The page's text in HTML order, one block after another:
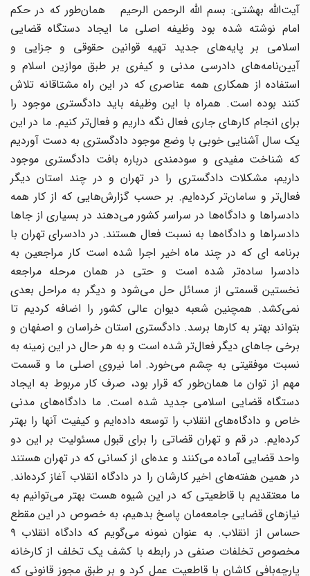
آیت‌الله بهشتی: بسم الله الرحمن الرحیم همان‌طور که در حکم
امام نوشته شده بود وظیفه اصلی ما ایجاد دستگاه قضایی
اسلامی بر پایه‌های جدید تهیه قوانین حقوقی و جزایی و
آیین‌نامه‌های دادرسی مدنی و کیفری بر طبق موازین اسلام و
استفاده از همکاری همه عناصری که در این راه مشتاقانه تلاش
کنند بوده است. همراه با این وظیفه باید دادگستری موجود را
برای انجام کارهای جاری فعال نگه داریم و فعال‌تر کنیم. ما در این
یک سال آشنایی خوبی با وضع موجود دادگستری به دست آوردیم
که شناخت مفیدی و سودمندی درباره بافت دادگستری موجود
داریم، مشکلات دادگستری را در تهران و در چند استان دیگر
فعال‌تر و سامان‌تر کرده‌ایم. بر حسب گزارش‌هایی که از کار همه
دادسراها و دادگاه‌ها در سراسر کشور می‌دهند در بسیاری از جاها
دادسراها و دادگاه‌ها به نسبت فعال هستند. در دادسرای تهران با
برنامه ای که در چند ماه اخیر اجرا شده است کار مراجعین به
دادسرا ساده‌تر شده است و حتی در همان مرحله مراجعه
نخستین قسمتی از مسائل حل می‌شود و دیگر به مراحل بعدی
نمی‌کشد. همچنین شعبه دیوان عالی کشور را اضافه کردیم تا
بتواند بهتر به کارها برسد. دادگستری استان خراسان و اصفهان و
برخی جاهای دیگر فعال‌تر شده است و به هر حال در این زمینه به
نسبت موفقیتی به چشم می‌خورد. اما نیروی اصلی ما و قسمت
مهم از توان ما همان‌طور که قرار بود، صرف کار مربوط به ایجاد
دستگاه قضایی اسلامی جدید شده است. ما دادگاه‌های مدنی
خاص و دادگاه‌های انقلاب را توسعه داده‌ایم و کیفیت آنها را بهتر
کرده‌ایم. در قم و تهران قضاتی را برای قبول مسئولیت بر این دو
واحد قضایی آماده می‌کنند و عده‌ای از کسانی که در تهران هستند
در همین هفته‌های اخیر کارشان را در دادگاه انقلاب آغاز کرده‌اند.
ما معتقدیم با قاطعیتی که در این شیوه هست بهتر می‌توانیم به
نیازهای قضایی جامعه‌مان پاسخ بدهیم، به خصوص در این مقطع
حساس از انقلاب. به عنوان نمونه می‌گویم که دادگاه انقلاب ۹
مخصوص تخلفات صنفی در رابطه با کشف یک تخلف از کارخانه
پارچه‌بافی کاشان با قاطعیت عمل کرد و بر طبق مجوز قانونی که